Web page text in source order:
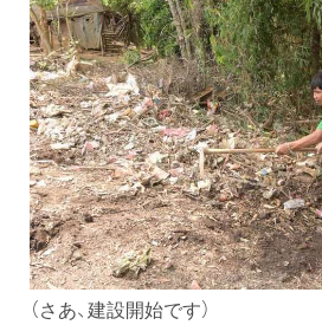
（さあ、建設開始です）